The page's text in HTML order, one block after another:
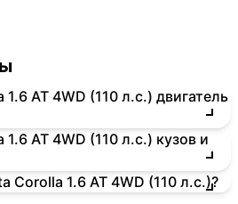
AT 4WD (110 л.с.) двигатель
AT 4WD (110 л.с.) кузов и
Corolla 1.6 AT 4WD (110 л.с.)?